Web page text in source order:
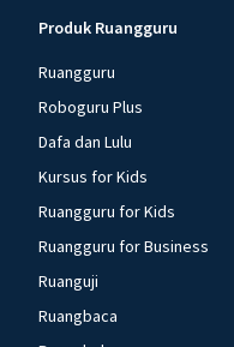
Produk Ruangguru
Ruangguru
Roboguru Plus
Dafa dan Lulu
Kursus for Kids
Ruangguru for Kids
Ruangguru for Business
Ruanguji
Ruangbaca